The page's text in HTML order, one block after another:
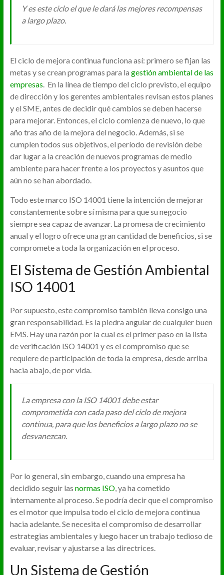
Y es este ciclo el que le dará las mejores recompensas
a largo plazo.
El ciclo de mejora continua funciona así: primero se fijan las
metas y se crean programas para la gestión ambiental de las
empresas. En la línea de tiempo del ciclo previsto, el equipo
de dirección y los gerentes ambientales revisan estos planes
y el SME, antes de decidir qué cambios se deben hacerse
para mejorar. Entonces, el ciclo comienza de nuevo, lo que
año tras año de la mejora del negocio. Además, si se
cumplen todos sus objetivos, el período de revisión debe
dar lugar a la creación de nuevos programas de medio
ambiente para hacer frente a los proyectos y asuntos que
aún no se han abordado.
Todo este marco ISO 14001 tiene la intención de mejorar
constantemente sobre sí misma para que su negocio
siempre sea capaz de avanzar. La promesa de crecimiento
anual y el logro ofrece una gran cantidad de beneficios, si se
compromete a toda la organización en el proceso.
El Sistema de Gestión Ambiental
ISO 14001
Por supuesto, este compromiso también lleva consigo una
gran responsabilidad. Es la piedra angular de cualquier buen
EMS. Hay una razón por la cual es el primer paso en la lista
de verificación ISO 14001 y es el compromiso que se
requiere de participación de toda la empresa, desde arriba
hacia abajo, de por vida.
La empresa con la ISO 14001 debe estar
comprometida con cada paso del ciclo de mejora
continua, para que los beneficios a largo plazo no se
desvanezcan.
Por lo general, sin embargo, cuando una empresa ha
decidido seguir las normas ISO, ya ha cometido
internamente al proceso. Se podría decir que el compromiso
es el motor que impulsa todo el ciclo de mejora continua
hacia adelante. Se necesita el compromiso de desarrollar
estrategias ambientales y luego hacer un trabajo tedioso de
evaluar, revisar y ajustarse a las directrices.
Un Sistema de Gestión